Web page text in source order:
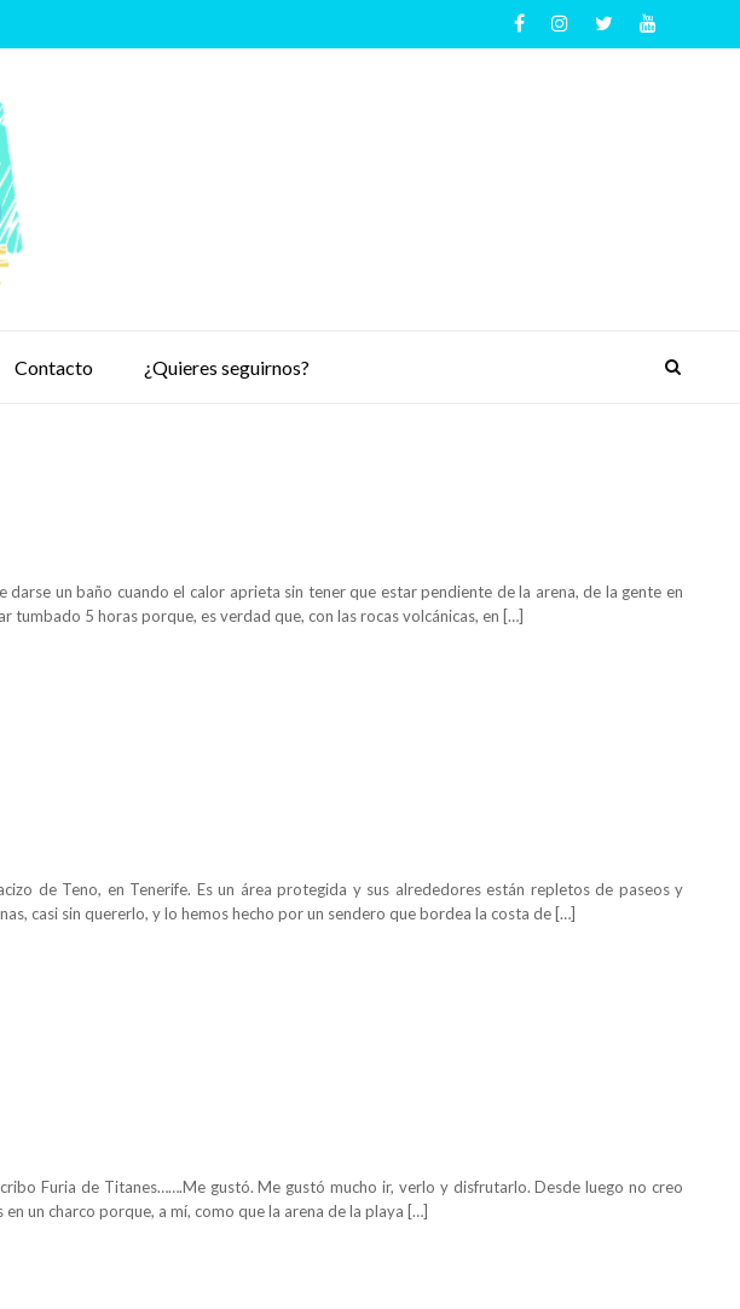
Contacto ¿Quieres seguirnos?
un baño cuando el calor aprieta sin tener que estar pendiente de la arena, de la gente en
tumbado 5 horas porque, es verdad que, con las rocas volcánicas, en […]
de Teno, en Tenerife. Es un área protegida y sus alrededores están repletos de paseos y
casi sin quererlo, y lo hemos hecho por un sendero que bordea la costa de […]
Furia de Titanes…….Me gustó. Me gustó mucho ir, verlo y disfrutarlo. Desde luego no creo
un charco porque, a mí, como que la arena de la playa […]